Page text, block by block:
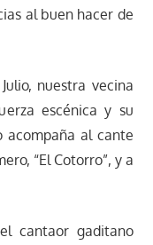
al buen hacer de
nuestra vecina
escénica y su
acompaña al cante
“El Cotorro”, y a
cantaor gaditano